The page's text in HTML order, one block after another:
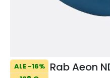
ALE -16% Rab Aeon